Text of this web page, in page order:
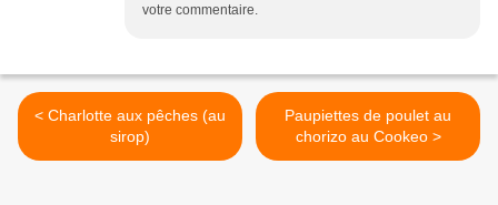
votre commentaire.
< Charlotte aux pêches (au
sirop)
Paupiettes de poulet au
chorizo au Cookeo >